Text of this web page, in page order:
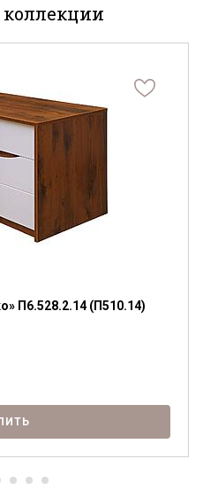
данных и
их обработку.
П6.528.2.14 (П510.14)